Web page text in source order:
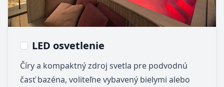
LED osvetlenie
Číry a kompaktný zdroj svetla pre podvodnú
časť bazéna, voliteľne vybavený bielymi alebo